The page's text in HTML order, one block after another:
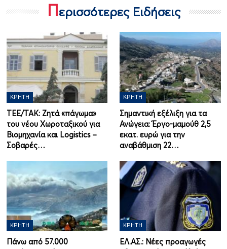
Περισσότερες Ειδήσεις
ΚΡΉΤΗ
ΤΕΕ/ΤΑΚ: Ζητά «πάγωμα»
του νέου Χωροταξικού για
Βιομηχανία και Logistics –
Σοβαρές…
ΚΡΉΤΗ
Σημαντική εξέλιξη για τα
Ανώγεια: Έργο-μαμούθ 2,5
εκατ. ευρώ για την
αναβάθμιση 22…
ΚΡΉΤΗ
Πάνω από 57.000
ΚΡΉΤΗ
ΕΛ.ΑΣ.: Νέες προαγωγές